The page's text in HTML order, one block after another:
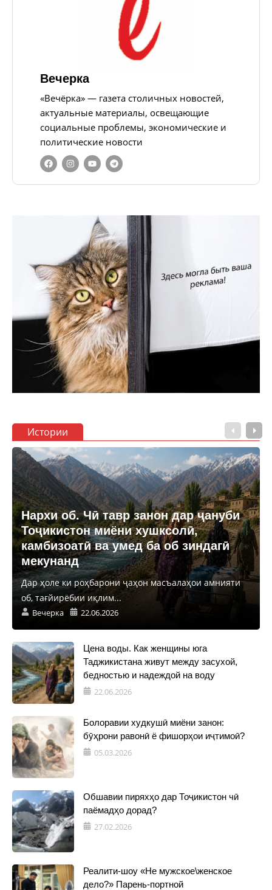
Вечерка
«Вечёрка» — газета столичных новостей,
актуальные материалы, освещающие
социальные проблемы, экономические и
политические новости
Истории
Нархи об. Чӣ тавр занон дар ҷануби
Тоҷикистон миёни хушксолӣ,
камбизоатӣ ва умед ба об зиндагӣ
мекунанд
Дар ҳоле ки роҳбарони ҷаҳон масъалаҳои амнияти
об, тағйирёбии иқлим...
Вечерка 22.06.2026
Цена воды. Как женщины юга
Таджикистана живут между засухой,
бедностью и надеждой на воду
22.06.2026
Болоравии худкушӣ миёни занон:
бӯҳрони равонӣ ё фишорҳои иҷтимоӣ?
05.03.2026
Обшавии пиряхҳо дар Тоҷикистон чӣ
паёмадҳо дорад?
27.02.2026
Реалити-шоу «Не мужское\женское
дело?» Парень-портной